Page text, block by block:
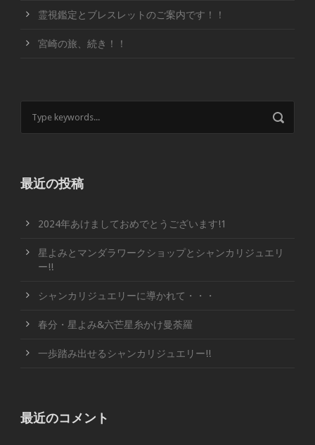
霊視鑑定とブレスレットのご案内です！！
宮崎の旅、続き！！
最近の投稿
2024年あけましておめでとうございます!1
星よみとマンダラワークショップとシャンカリジュエリ
ー!!
シャンカリジュエリーに導かれて・・・
春分・星よみ&六芒星糸かけ曼荼羅
一歩踏み出せるシャンカリジュエリー!!
最近のコメント